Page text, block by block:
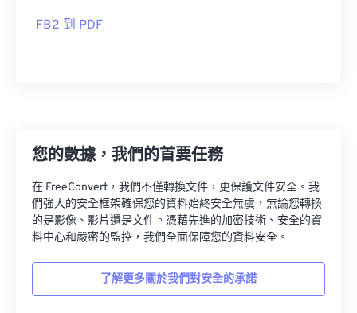
FB2 到 PDF
您的數據，我們的首要任務
在 FreeConvert，我們不僅轉換文件，更保護文件安全。我
們強大的安全框架確保您的資料始終安全無虞，無論您轉換
的是影像、影片還是文件。憑藉先進的加密技術、安全的資
料中心和嚴密的監控，我們全面保障您的資料安全。
了解更多關於我們對安全的承諾